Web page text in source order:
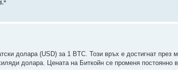
долара (USD) за 1 BTC. Този връх е достигнат през
долара. Цената на Биткойн се променя постоянно